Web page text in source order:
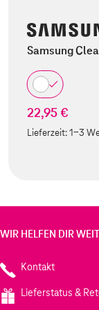
Samsung
22,95 €
Lieferzeit:1-3
WIR HELFEN DIR
Kontakt
Lieferstatus &